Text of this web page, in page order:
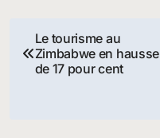
Navigation
de
Le tourisme au
Zimbabwe en hausse
de 17 pour cent